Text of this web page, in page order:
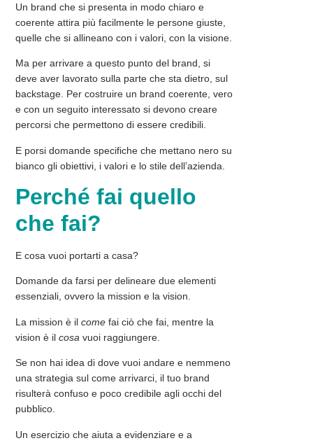
Un brand che si presenta in modo chiaro e
coerente attira più facilmente le persone giuste,
quelle che si allineano con i valori, con la visione.
Ma per arrivare a questo punto del brand, si
deve aver lavorato sulla parte che sta dietro, sul
backstage. Per costruire un brand coerente, vero
e con un seguito interessato si devono creare
percorsi che permettono di essere credibili.
E porsi domande specifiche che mettano nero su
bianco gli obiettivi, i valori e lo stile dell’azienda.
Perché fai quello
che fai?
E cosa vuoi portarti a casa?
Domande da farsi per delineare due elementi
essenziali, ovvero la mission e lavision.
La mission è ilcome fai ciò che fai, mentre la
vision è ilcosa vuoi raggiungere.
Se non hai idea di dove vuoi andare e nemmeno
una strategia sul come arrivarci, il tuo brand
risulterà confuso e poco credibile agli occhi del
pubblico.
Un esercizio che aiuta aevidenziaree a